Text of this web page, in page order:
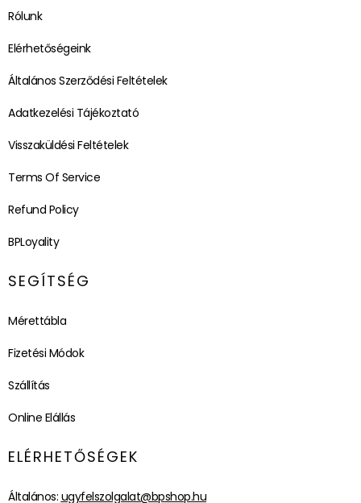
Rólunk
Elérhetőségeink
Általános Szerződési Feltételek
Adatkezelési Tájékoztató
Visszaküldési Feltételek
Terms Of Service
Refund Policy
BPLoyality
SEGÍTSÉG
Mérettábla
Fizetési Módok
Szállítás
Online Elállás
ELÉRHETŐSÉGEK
Általános: ugyfelszolgalat@bpshop.hu